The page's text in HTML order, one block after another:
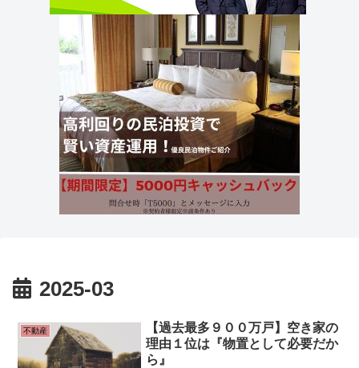
2025-03
不動産
【過去最多９００万戸】空き家の
理由１位は『物置として必要だか
ら』